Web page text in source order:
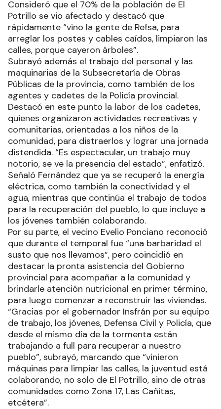
Consideró que el 70% de la población de El
Potrillo se vio afectado y destacó que
rápidamente “vino la gente de Refsa, para
arreglar los postes y cables caídos, limpiaron las
calles, porque cayeron árboles”.
Subrayó además el trabajo del personal y las
maquinarias de la Subsecretaría de Obras
Públicas de la provincia, como también de los
agentes y cadetes de la Policía provincial.
Destacó en este punto la labor de los cadetes,
quienes organizaron actividades recreativas y
comunitarias, orientadas a los niños de la
comunidad, para distraerlos y lograr una jornada
distendida. “Es espectacular, un trabajo muy
notorio, se ve la presencia del estado”, enfatizó.
Señaló Fernández que ya se recuperó la energía
eléctrica, como también la conectividad y el
agua, mientras que continúa el trabajo de todos
para la recuperación del pueblo, lo que incluye a
los jóvenes también colaborando.
Por su parte, el vecino Evelio Ponciano reconoció
que durante el temporal fue “una barbaridad el
susto que nos llevamos”, pero coincidió en
destacar la pronta asistencia del Gobierno
provincial para acompañar a la comunidad y
brindarle atención nutricional en primer término,
para luego comenzar a reconstruir las viviendas.
“Gracias por el gobernador Insfrán por su equipo
de trabajo, los jóvenes, Defensa Civil y Policía, que
desde el mismo día de la tormenta están
trabajando a full para recuperar a nuestro
pueblo”, subrayó, marcando que “vinieron
máquinas para limpiar las calles, la juventud está
colaborando, no solo de El Potrillo, sino de otras
comunidades como Zona 17, Las Cañitas,
etcétera”.